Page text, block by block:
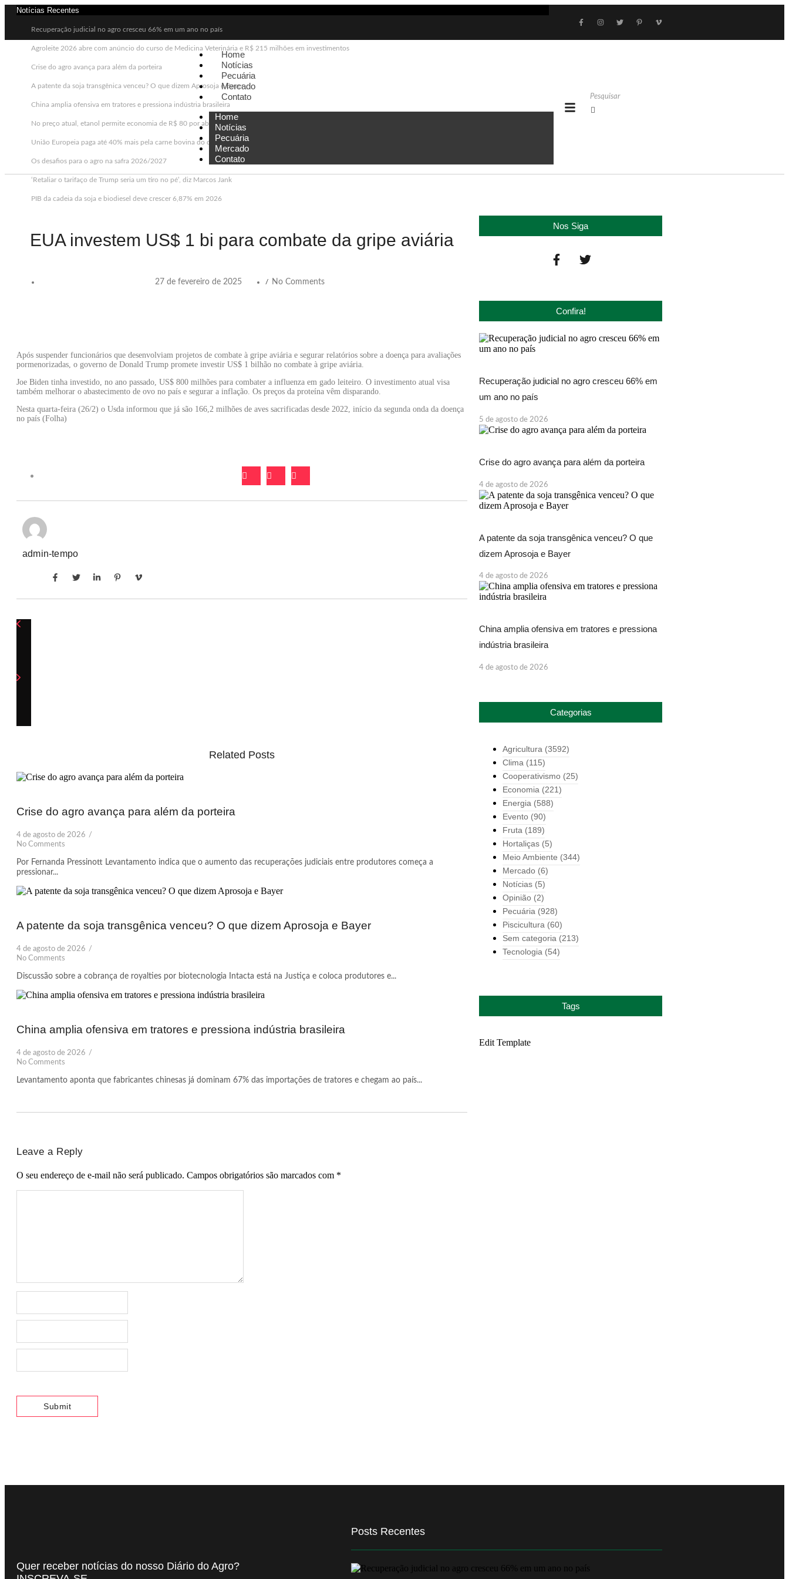
Notícias Recentes
Recuperação judicial no agro cresceu 66% em um ano no país
Agroleite 2026 abre com anúncio do curso de Medicina Veterinária e R$ 215 milhões em investimentos
Crise do agro avança para além da porteira
A patente da soja transgênica venceu? O que dizem Aprosoja e Bayer
China amplia ofensiva em tratores e pressiona indústria brasileira
No preço atual, etanol permite economia de R$ 80 por abastecimento
União Europeia paga até 40% mais pela carne bovina do que a China
Os desafios para o agro na safra 2026/2027
‘Retaliar o tarifaço de Trump seria um tiro no pé’, diz Marcos Jank
PIB da cadeia da soja e biodiesel deve crescer 6,87% em 2026
Home
Notícias
Pecuária
Mercado
Contato
Home
Notícias
Pecuária
Mercado
Contato
EUA investem US$ 1 bi para combate da gripe aviária
27 de fevereiro de 2025 / No Comments
Após suspender funcionários que desenvolviam projetos de combate à gripe aviária e segurar relatórios sobre a doença para avaliações
pormenorizadas, o governo de Donald Trump promete investir US$ 1 bilhão no combate à gripe aviária.
Joe Biden tinha investido, no ano passado, US$ 800 milhões para combater a influenza em gado leiteiro. O investimento atual visa
também melhorar o abastecimento de ovo no país e segurar a inflação. Os preços da proteína vêm disparando.
Nesta quarta-feira (26/2) o Usda informou que já são 166,2 milhões de aves sacrificadas desde 2022, início da segunda onda da doença
no país (Folha)
admin-tempo
Related Posts
Crise do agro avança para além da porteira
4 de agosto de 2026 /
No Comments
Por Fernanda Pressinott Levantamento indica que o aumento das recuperações judiciais entre produtores começa a
pressionar...
A patente da soja transgênica venceu? O que dizem Aprosoja e Bayer
4 de agosto de 2026 /
No Comments
Discussão sobre a cobrança de royalties por biotecnologia Intacta está na Justiça e coloca produtores e...
China amplia ofensiva em tratores e pressiona indústria brasileira
4 de agosto de 2026 /
No Comments
Levantamento aponta que fabricantes chinesas já dominam 67% das importações de tratores e chegam ao país...
Leave a Reply
O seu endereço de e-mail não será publicado. Campos obrigatórios são marcados com *
Nos Siga
Confira!
Recuperação judicial no agro cresceu 66% em
um ano no país
5 de agosto de 2026
Crise do agro avança para além da porteira
4 de agosto de 2026
A patente da soja transgênica venceu? O que
dizem Aprosoja e Bayer
4 de agosto de 2026
China amplia ofensiva em tratores e pressiona
indústria brasileira
4 de agosto de 2026
Categorias
Agricultura (3592)
Clima (115)
Cooperativismo (25)
Economia (221)
Energia (588)
Evento (90)
Fruta (189)
Hortaliças (5)
Meio Ambiente (344)
Mercado (6)
Notícias (5)
Opinião (2)
Pecuária (928)
Piscicultura (60)
Sem categoria (213)
Tecnologia (54)
Tags
Edit Template
Quer receber notícias do nosso Diário do Agro?
Posts Recentes